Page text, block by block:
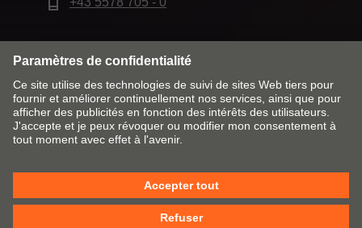
Modifier le marché & la langue
Contact Mentions obligatoires
CGV